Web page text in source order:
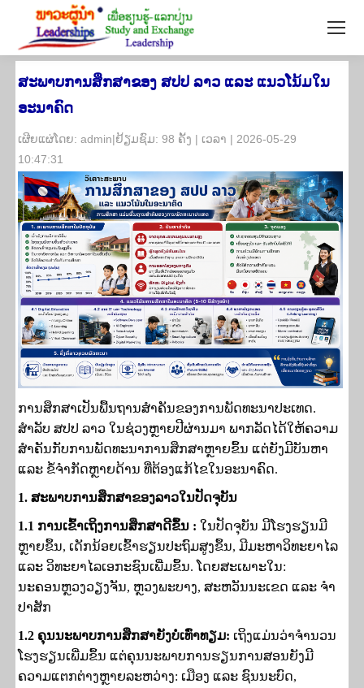
ສະພາບການສຶກສາຂອງ ສປປ ລາວ ແລະ ແນວໂນ້ມໃນ
ອະນາຄົດ
​ເຜີຍ​ແຜ່​ໂດຍ: admin|ຢ້ຽມ​ຊົມ: 98 ຄັ້ງ | ເວ​ລາ | 2026-05-29
10:47:31
ການສຶກສາເປັນພື້ນຖານສຳຄັນຂອງການພັດທະນາປະເທດ.
ສຳລັບ ສປປ ລາວ ໃນຊ່ວງຫຼາຍປີຜ່ານມາ ພາກລັດໄດ້ໃຫ້ຄວາມ
ສຳຄັນກັບການພັດທະນາການສຶກສາຫຼາຍຂຶ້ນ ແຕ່ຍັງມີບັນຫາ
ແລະ ຂໍ້ຈຳກັດຫຼາຍດ້ານ ທີ່ຕ້ອງແກ້ໄຂໃນອະນາຄົດ.
1. ສະພາບການສຶກສາຂອງລາວໃນປັດຈຸບັນ
1.1 ການເຂົ້າເຖິງການສຶກສາດີຂຶ້ນ : ໃນປັດຈຸບັນ ມີໂຮງຮຽນມີ
ຫຼາຍຂຶ້ນ, ເດັກນ້ອຍເຂົ້າຮຽນປະຖົມສູງຂຶ້ນ, ມີມະຫາວິທະຍາໄລ
ແລະ ວິທະຍາໄລເອກະຊົນເພີ່ມຂຶ້ນ. ໂດຍສະເພາະໃນ:
ນະຄອນຫຼວງວຽງຈັນ, ຫຼວງພະບາງ, ສະຫວັນນະເຂດ ແລະ ຈຳ
ປາສັກ
1.2 ຄຸນນະພາບການສຶກສາຍັງບໍ່ເທົ່າທຽມ: ເຖິງແມ່ນວ່າຈຳນວນ
ໂຮງຮຽນເພີ່ມຂຶ້ນ ແຕ່ຄຸນນະພາບການຮຽນການສອນຍັງມີ
ຄວາມແຕກຕ່າງຫຼາຍລະຫວ່າງ: ເມືອງ ແລະ ຊົນນະບົດ,